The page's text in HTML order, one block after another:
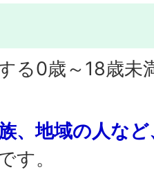
る0歳～18歳未
、地域の人な
す。